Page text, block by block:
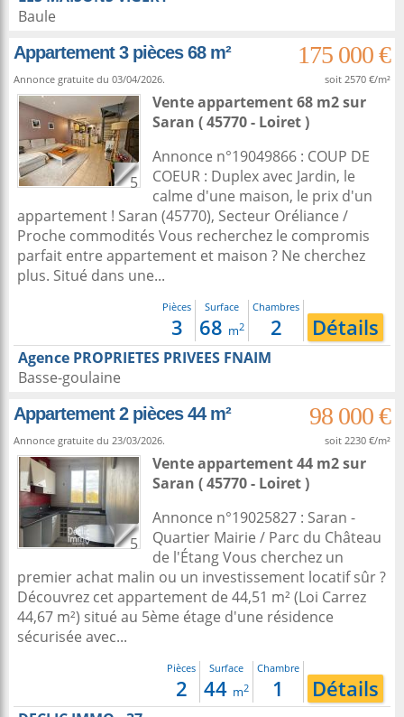
Baule
Appartement 3 pièces 68 m²
175 000 €
Annonce gratuite du 03/04/2026. soit 2570 €/m²
5
Vente appartement 68 m2sur
Saran ( 45770 - Loiret )
Annonce n°19049866 : COUP DE
COEUR : Duplex avec Jardin, le
calme d'une maison, le prix d'un
appartement ! Saran (45770), Secteur Oréliance /
Proche commodités Vous recherchez le compromis
parfait entre appartement et maison ? Ne cherchez
plus. Situé dans une...
Pièces
3
Surface
68 m2
Chambres
2 Détails
Agence PROPRIETES PRIVEES FNAIM
Basse-goulaine
Appartement 2 pièces 44 m²
98 000 €
Annonce gratuite du 23/03/2026. soit 2230 €/m²
5
Vente appartement 44 m2sur
Saran ( 45770 - Loiret )
Annonce n°19025827 : Saran -
Quartier Mairie / Parc du Château
de l'Étang Vous cherchez un
premier achat malin ou un investissement locatif sûr ?
Découvrez cet appartement de 44,51 m² (Loi Carrez
44,67 m²) situé au 5ème étage d'une résidence
sécurisée avec...
Pièces
2
Surface
44 m2
Chambre
1 Détails